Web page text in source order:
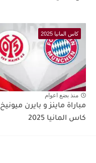
كاس المانيا 2025
منذ بضع اعوام
مباراة ماينز و بايرن ميونيخ
كاس المانيا 2025